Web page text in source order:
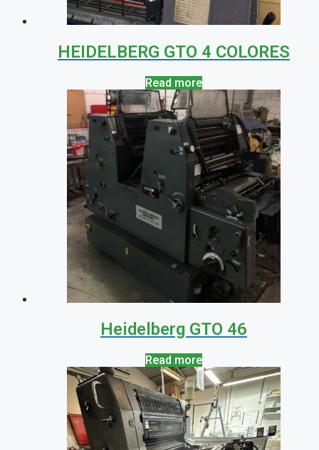
HEIDELBERG GTO 4 COLORES
Read more
Heidelberg GTO 46
Read more